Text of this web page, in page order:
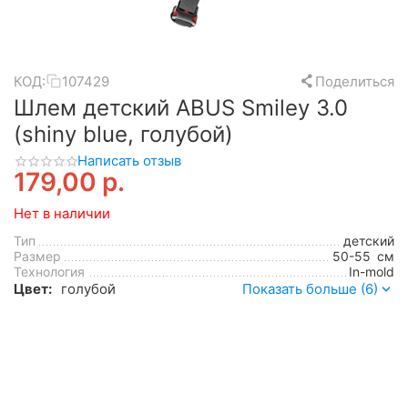
КОД: 107429 Поделиться
Шлем детский ABUS Smiley 3.0
(shiny blue, голубой)
Написать отзыв
179,00 р.
Нет в наличии
Тип
детский
Размер
50-55 см
Технология
In-mold
Цвет: голубой Показать больше (6)